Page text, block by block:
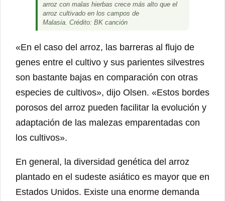
arroz con malas hierbas crece más alto que el
arroz cultivado en los campos de
Malasia. Crédito: BK canción
«En el caso del arroz, las barreras al flujo de
genes entre el cultivo y sus parientes silvestres
son bastante bajas en comparación con otras
especies de cultivos», dijo Olsen. «Estos bordes
porosos del arroz pueden facilitar la evolución y
adaptación de las malezas emparentadas con
los cultivos».
En general, la diversidad genética del arroz
plantado en el sudeste asiático es mayor que en
Estados Unidos. Existe una enorme demanda